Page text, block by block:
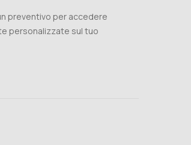
preventivo per accedere
personalizzate sul tuo